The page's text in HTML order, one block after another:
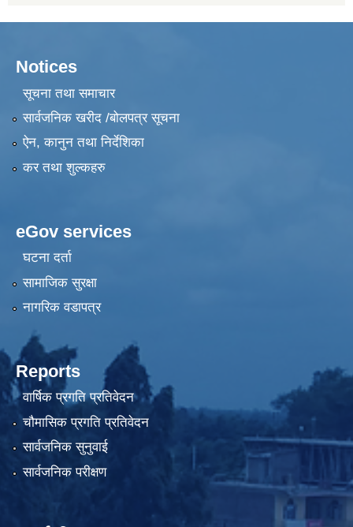
Notices
सूचना तथा समाचार
सार्वजनिक खरीद /बोलपत्र सूचना
ऐन, कानुन तथा निर्देशिका
कर तथा शुल्कहरु
eGov services
घटना दर्ता
सामाजिक सुरक्षा
नागरिक वडापत्र
Reports
वार्षिक प्रगति प्रतिवेदन
चौमासिक प्रगति प्रतिवेदन
सार्वजनिक सुनुवाई
सार्वजनिक परीक्षण